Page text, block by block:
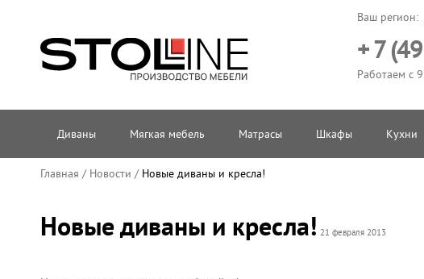
Ваш регион:
+ 7
Работаем с
Диваны Мягкая мебель Матрасы Шкафы Кухни
Главная / Новости / Новые диваны и кресла!
Новые диваны и кресла! 21 февраля 2013